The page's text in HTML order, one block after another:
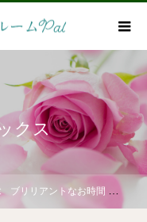
クス
ブリリアントなお時間